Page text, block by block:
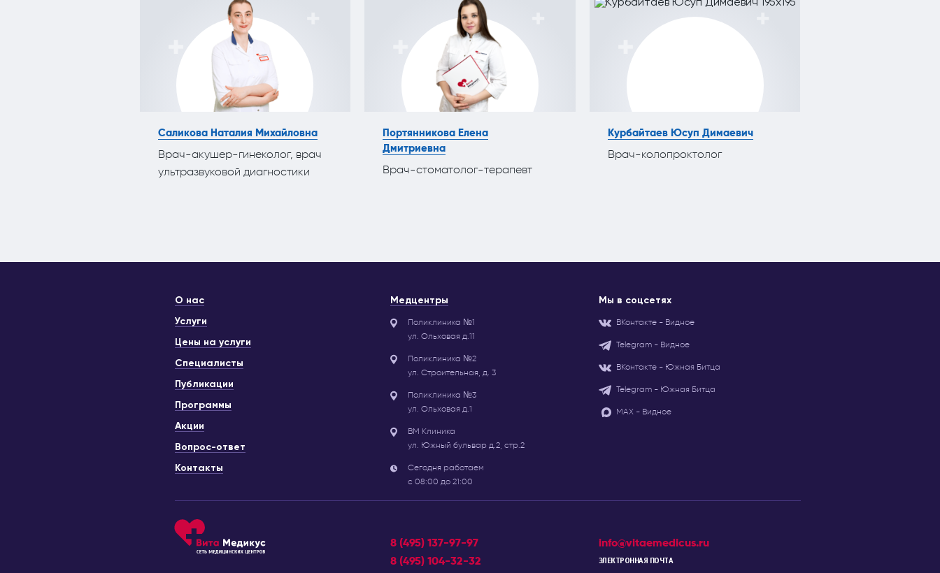
Саликова Наталия Михайловна
Врач-акушер-гинеколог, врач
ультразвуковой диагностики
Портянникова Елена
Дмитриевна
Врач-стоматолог-терапевт
Курбайтаев Юсуп Димаевич
Врач-колопроктолог
О нас
Услуги
Цены на услуги
Специалисты
Публикации
Программы
Акции
Вопрос-ответ
Контакты
Медцентры
Поликлиника №1
ул. Ольховая д.11
Поликлиника №2
ул. Строительная, д. 3
Поликлиника №3
ул. Ольховая д.1
ВМ Клиника
ул. Южный бульвар д.2, стр.2
Сегодня работаем
с 08:00 до 21:00
Мы в соцсетях
ВКонтакте - Видное
Telegram - Видное
ВКонтакте - Южная Битца
Telegram - Южная Битца
МАХ - Видное
info@vitaemedicus.ru
ЭЛЕКТРОННАЯ ПОЧТА
8 (495) 137-97-97
8 (495) 104-32-32